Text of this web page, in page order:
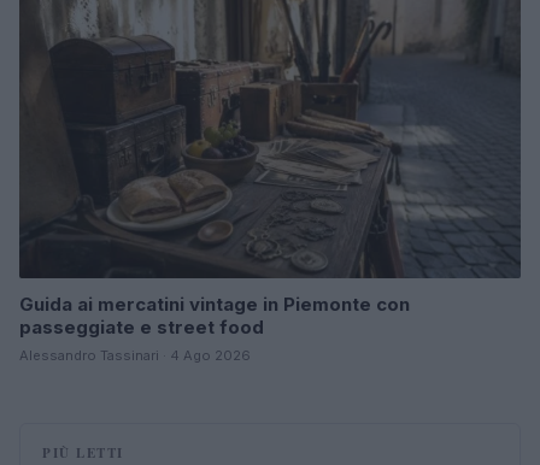
Guida ai mercatini vintage in Piemonte con
passeggiate e street food
Alessandro Tassinari · 4 Ago 2026
PIÙ LETTI